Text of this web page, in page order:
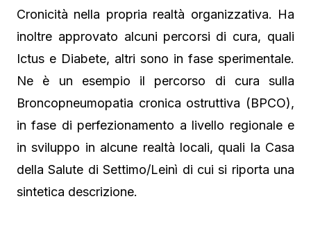
Cronicità nella propria realtà organizzativa. Ha
inoltre approvato alcuni percorsi di cura, quali
Ictus e Diabete, altri sono in fase sperimentale.
Ne è un esempio il percorso di cura sulla
Broncopneumopatia cronica ostruttiva (BPCO),
in fase di perfezionamento a livello regionale e
in sviluppo in alcune realtà locali, quali la Casa
della Salute di Settimo/Leinì di cui si riporta una
sintetica descrizione.